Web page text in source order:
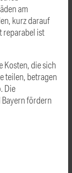
am
kurz darauf
reparabel ist
Kosten, die sich
teilen, betragen
Die
fördern